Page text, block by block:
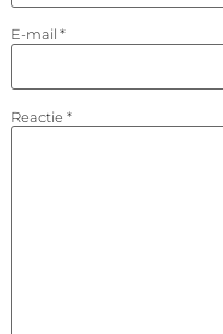
E-mail *
Reactie *